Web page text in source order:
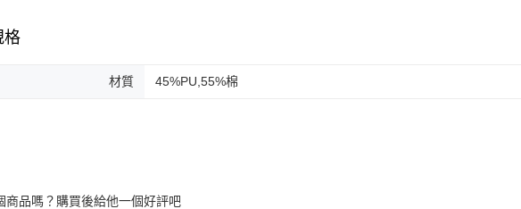
格
材質 45%PU,55%棉
商品嗎？購買後給他一個好評吧